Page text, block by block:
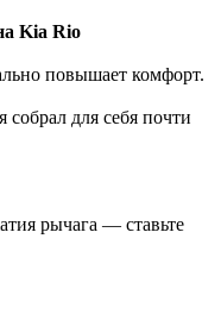
Kia Rio
повышает комфорт.
собрал для себя почти
рычага — ставьте